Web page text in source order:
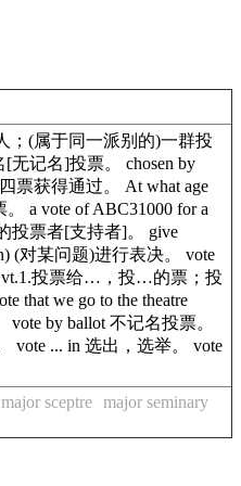
(属于同一派别的)一群投
无记名]投票。 chosen by
票获得通过。 At what age
a vote of ABC31000 for a
投票者[支持者]。 give
(对某问题)进行表决。 vote
vt.1.投票给…，投…的票；投
that we go to the theatre
by ballot 不记名投票。
vote ... in 选出，选举。 vote
major sceptre major seminary